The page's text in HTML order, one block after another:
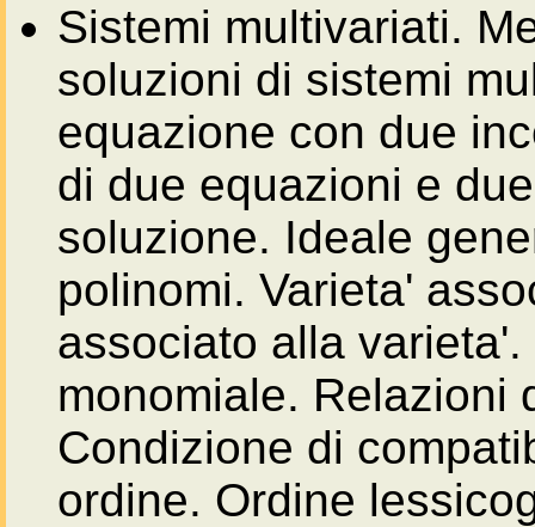
Sistemi multivariati.
soluzioni di sistemi
equazione con due
di due equazioni e
soluzione. Ideale
polinomi. Varieta'
associato alla
monomiale. Relazioni
Condizione di
ordine. Ordine